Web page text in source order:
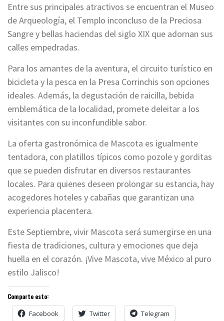
Entre sus principales atractivos se encuentran el Museo
de Arqueología, el Templo inconcluso de la Preciosa
Sangre y bellas haciendas del siglo XIX que adornan sus
calles empedradas.
Para los amantes de la aventura, el circuito turístico en
bicicleta y la pesca en la Presa Corrinchis son opciones
ideales. Además, la degustación de raicilla, bebida
emblemática de la localidad, promete deleitar a los
visitantes con su inconfundible sabor.
La oferta gastronómica de Mascota es igualmente
tentadora, con platillos típicos como pozole y gorditas
que se pueden disfrutar en diversos restaurantes
locales. Para quienes deseen prolongar su estancia, hay
acogedores hoteles y cabañas que garantizan una
experiencia placentera.
Este Septiembre, vivir Mascota será sumergirse en una
fiesta de tradiciones, cultura y emociones que deja
huella en el corazón. ¡Vive Mascota, vive México al puro
estilo Jalisco!
Comparte esto:
Facebook Twitter Telegram